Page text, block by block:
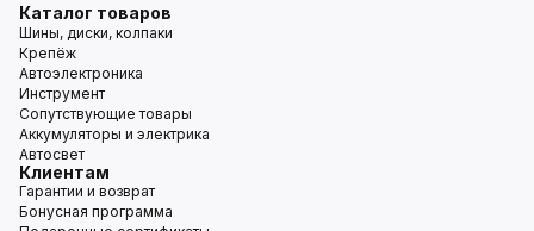
Каталог товаров
Шины, диски, колпаки
Крепёж
Автоэлектроника
Инструмент
Сопутствующие товары
Аккумуляторы и электрика
Автосвет
Клиентам
Гарантии и возврат
Бонусная программа